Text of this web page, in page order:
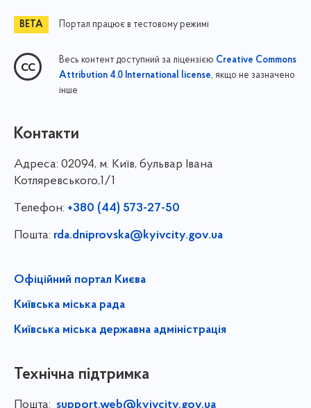
Портал працює в тестовому режимі
Весь контент доступний за ліцензією Creative Commons
Attribution 4.0 International license, якщо не зазначено
інше
Контакти
Адреса: 02094, м. Київ, бульвар Івана
Котляревського,1/1
Телефон: +380 (44) 573-27-50
Пошта: rda.dniprovska@kyivcity.gov.ua
Офіційний портал Києва
Київська міська рада
Київська міська державна адміністрація
Технічна підтримка
Пошта: support.web@kyivcity.gov.ua